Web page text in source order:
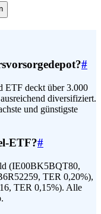
#
deckt über 3.000
diversifiziert.
und günstigste
ETF?#
(IE00BK5BQT80,
TER 0,20%),
TER 0,15%). Alle